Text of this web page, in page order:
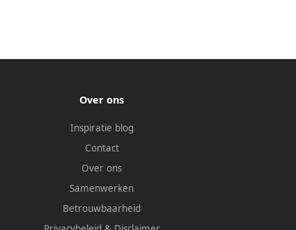
Over ons
Inspiratie blog
Contact
Over ons
Samenwerken
Betrouwbaarheid